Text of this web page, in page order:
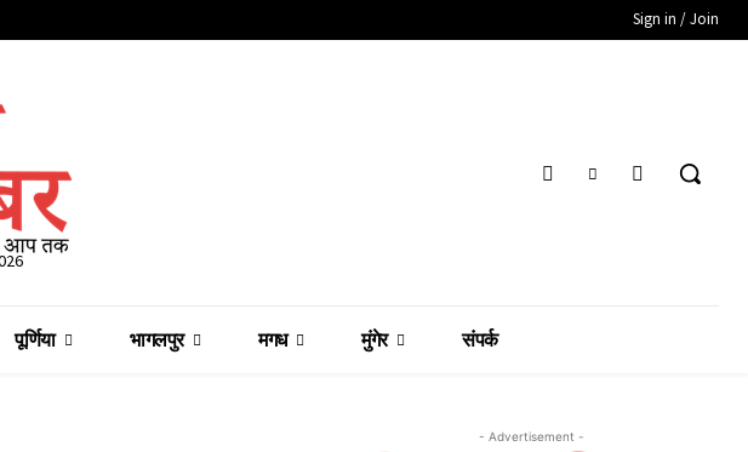
Sign in / Join
पूर्णिया भागलपुर मगध मुंगेर संपर्क
- Advertisement -